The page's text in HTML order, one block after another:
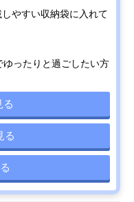
やすい収納袋に入れて
ったりと過ごしたい方
る
る